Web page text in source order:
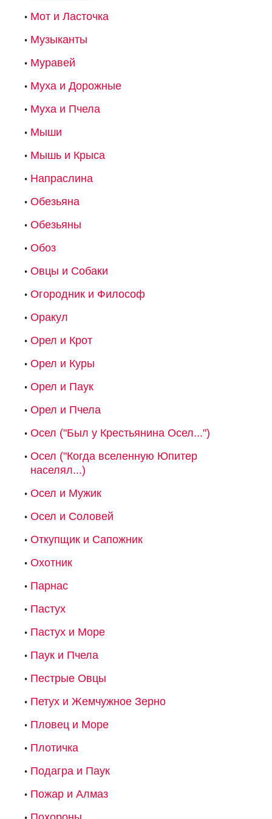
Мот и Ласточка
Музыканты
Муравей
Муха и Дорожные
Муха и Пчела
Мыши
Мышь и Крыса
Напраслина
Обезьяна
Обезьяны
Обоз
Овцы и Собаки
Огородник и Философ
Оракул
Орел и Крот
Орел и Куры
Орел и Паук
Орел и Пчела
Осел ("Был у Крестьянина Осел...")
Осел ("Когда вселенную Юпитер
населял...)
Осел и Мужик
Осел и Соловей
Откупщик и Сапожник
Охотник
Парнас
Пастух
Пастух и Море
Паук и Пчела
Пестрые Овцы
Петух и Жемчужное Зерно
Пловец и Море
Плотичка
Подагра и Паук
Пожар и Алмаз